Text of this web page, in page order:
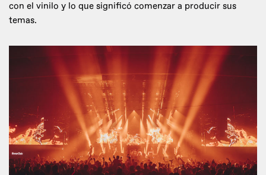
con el vinilo y lo que significó comenzar a producir sus
temas.